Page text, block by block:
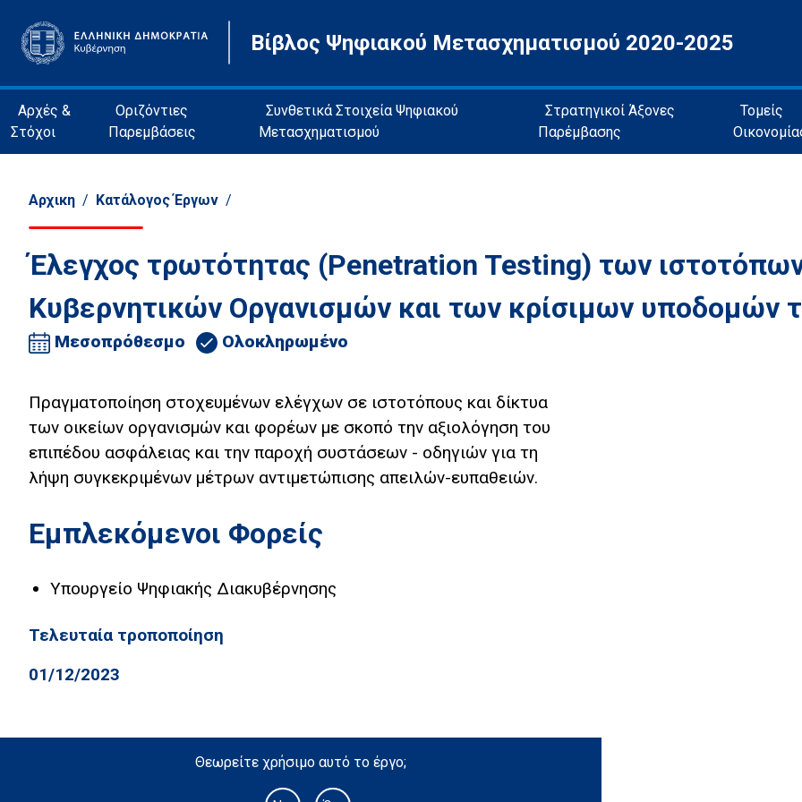
Βίβλος Ψηφιακού Μετασχηματισμού 2020-2025
Αρχές &
Στόχοι
Οριζόντιες
Παρεμβάσεις
Συνθετικά Στοιχεία Ψηφιακού
Μετασχηματισμού
Στρατηγικοί Άξονες
Παρέμβασης
Τομείς
Αρχικη / Κατάλογος Έργων /
Έλεγχος τρωτότητας (Penetration Testing) των
Κυβερνητικών Οργανισμών και των κρίσιμων υποδομών
Μεσοπρόθεσμο Ολοκληρωμένο
Πραγματοποίηση στοχευμένων ελέγχων σε ιστοτόπους και δίκτυα
των οικείων οργανισμών και φορέων με σκοπό την αξιολόγηση του
επιπέδου ασφάλειας και την παροχή συστάσεων - οδηγιών για τη
λήψη συγκεκριμένων μέτρων αντιμετώπισης απειλών-ευπαθειών.
Εμπλεκόμενοι Φορείς
Υπουργείο Ψηφιακής Διακυβέρνησης
Τελευταία τροποποίηση
01/12/2023
Θεωρείτε χρήσιμο αυτό το έργο;